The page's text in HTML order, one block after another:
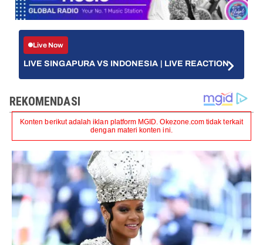
Live Now
LIVE SINGAPURA VS INDONESIA | LIVE REACTION